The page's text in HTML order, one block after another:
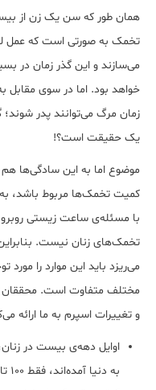
همان طور که سن یک زن از
تخمک به صورتی است که عمل
می‌سازند و این گذر زمان در
خواهد بود. اما در سوی مقابل
زمان مرگ می‌توانند پدر
یک حقیقت است؟!
موضوع اما به این سادگی‌ها هم
کمیت تخمک‌ها مربوط باشد،
با مسئله‌‌ی ساعت زیستی
تخمک‌‌های زنان نیست.
می‌ریزد باید این موارد را مورد
مختلف متفاوت است. محققان
و تغییرات اسپرم به ما ارائه
اوایل دهه‌ی‌ بیست در